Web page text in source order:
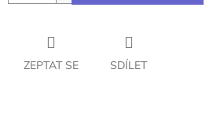
ZEPTAT SE SDÍLET